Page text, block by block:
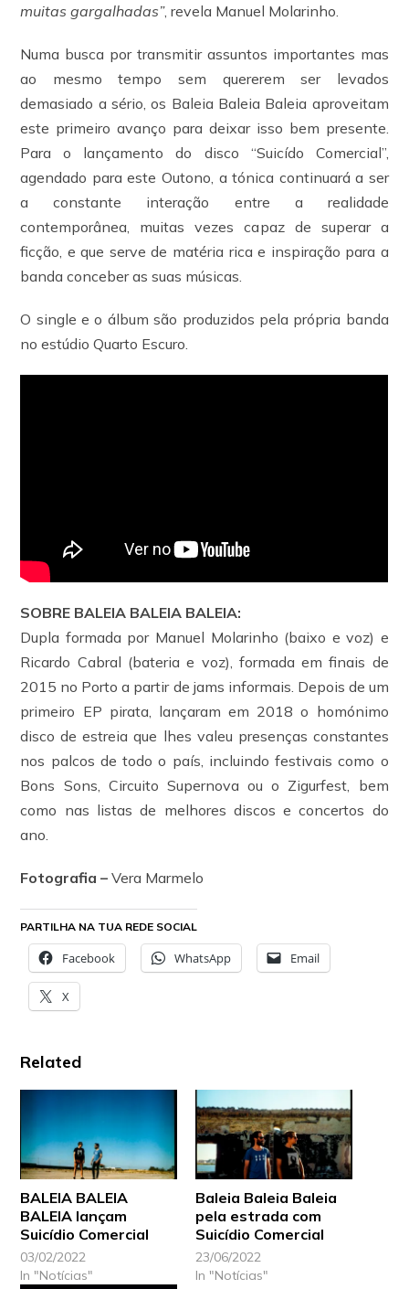
muitas gargalhadas”, revela Manuel Molarinho.
Numa busca por transmitir assuntos importantes mas
ao mesmo tempo sem quererem ser levados
demasiado a sério, os Baleia Baleia Baleia aproveitam
este primeiro avanço para deixar isso bem presente.
Para o lançamento do disco “Suicído Comercial”,
agendado para este Outono, a tónica continuará a ser
a constante interação entre a realidade
contemporânea, muitas vezes capaz de superar a
ficção, e que serve de matéria rica e inspiração para a
banda conceber as suas músicas.
O single e o álbum são produzidos pela própria banda
no estúdio Quarto Escuro.
SOBRE BALEIA BALEIA BALEIA:
Dupla formada por Manuel Molarinho (baixo e voz) e
Ricardo Cabral (bateria e voz), formada em finais de
2015 no Porto a partir de jams informais. Depois de um
primeiro EP pirata, lançaram em 2018 o homónimo
disco de estreia que lhes valeu presenças constantes
nos palcos de todo o país, incluindo festivais como o
Bons Sons, Circuito Supernova ou o Zigurfest, bem
como nas listas de melhores discos e concertos do
ano.
Fotografia – Vera Marmelo
PARTILHA NA TUA REDE SOCIAL
Facebook WhatsApp Email
X
Related
BALEIA BALEIA
BALEIA lançam
Suicídio Comercial
03/02/2022
In "Notícias"
Baleia Baleia Baleia
pela estrada com
Suicídio Comercial
23/06/2022
In "Notícias"